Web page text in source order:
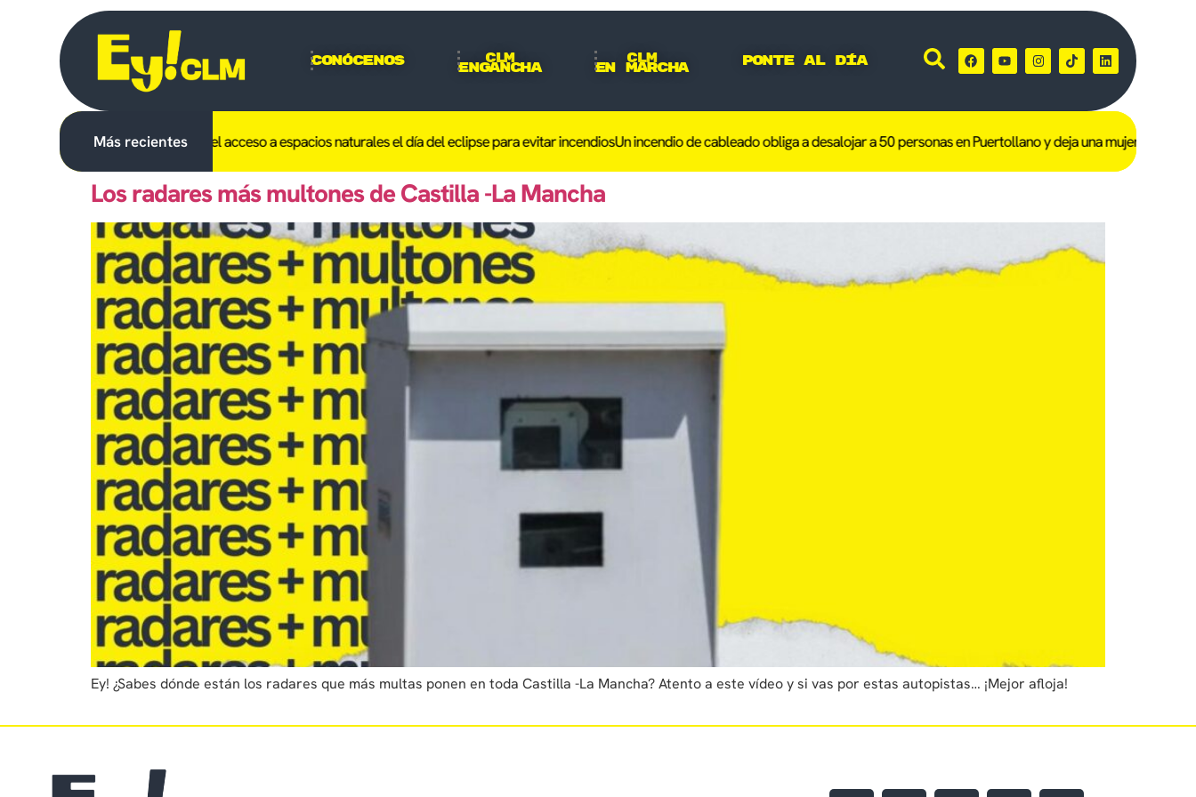
Conócenos CLM
Engancha
CLM
En Marcha Ponte al día
Más recientes
en C-LM el uso del fuego y el acceso a espacios naturales el día del eclipse para evitar incendiosUn incendio de cableado obliga a desalojar a 50 personas en Puertollano y deja una mujer de 101
Los radares más multones de Castilla -La Mancha
Ey! ¿Sabes dónde están los radares que más multas ponen en toda Castilla -La Mancha? Atento a este vídeo y si vas por estas autopistas… ¡Mejor afloja!